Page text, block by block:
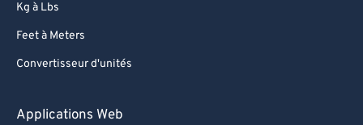
Kg à Lbs
Feet à Meters
Convertisseur d'unités
Applications Web